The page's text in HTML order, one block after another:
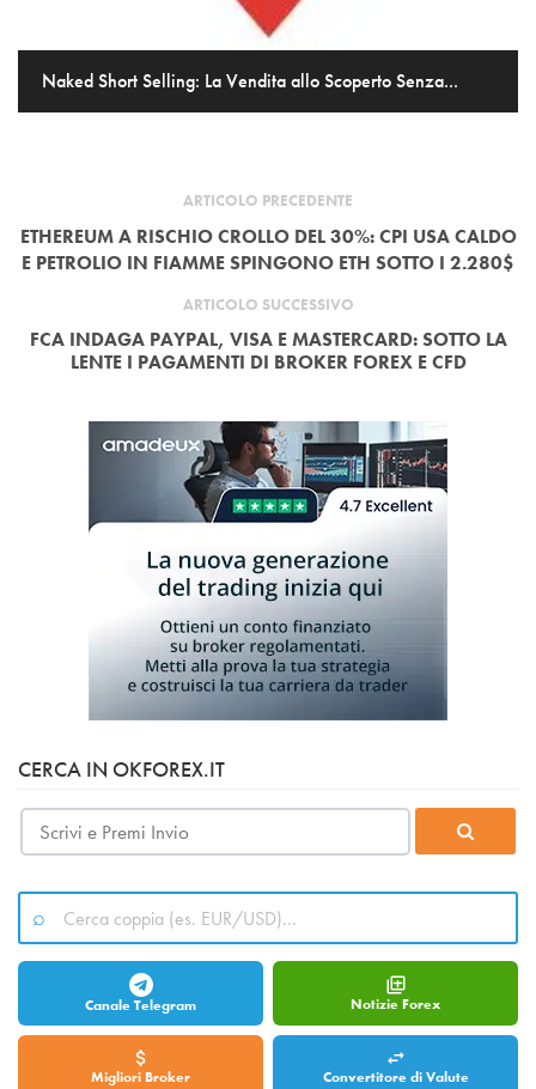
Naked Short Selling: La Vendita allo Scoperto Senza...
ARTICOLO PRECEDENTE
ETHEREUM A RISCHIO CROLLO DEL 30%: CPI USA CALDO
E PETROLIO IN FIAMME SPINGONO ETH SOTTO I 2.280$
ARTICOLO SUCCESSIVO
FCA INDAGA PAYPAL, VISA E MASTERCARD: SOTTO LA
LENTE I PAGAMENTI DI BROKER FOREX E CFD
CERCA IN OKFOREX.IT
Canale Telegram Notizie Forex
Migliori Broker Convertitore di Valute